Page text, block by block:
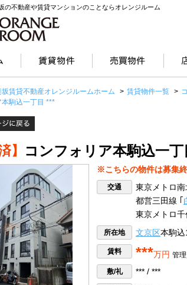
の不動産や賃貸マンションのことならオレンジルーム
賃貸不動産オレンジルームホーム > 賃貸物件一覧 >
本駒込一丁目 ***
】 コンフォリア本駒込一丁
※こちらの物件は募集
交通 東京メトロ南
都営三田線 ｢
東京メトロ千
所在地 文京区本駒
賃料 ***万円 管
敷/礼
*** / ***